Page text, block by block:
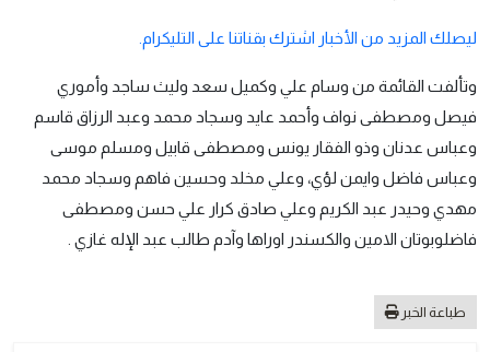
ليصلك المزيد من الأخبار اشترك بقناتنا على التليكرام.
وتألفت القائمة من وسام علي وكميل سعد وليث ساجد وأموري
فيصل ومصطفى نواف وأحمد عايد وسجاد محمد وعبد الرزاق قاسم
وعباس عدنان وذو الفقار يونس ومصطفى قابيل ومسلم موسى
وعباس فاضل وايمن لؤي، وعلي مخلد وحسين فاهم وسجاد محمد
مهدي وحيدر عبد الكريم وعلي صادق كرار علي حسن ومصطفى
فاضلوبوتان الامين والكسندر اوراها وآدم طالب عبد الإله غازي .
طباعة الخبر